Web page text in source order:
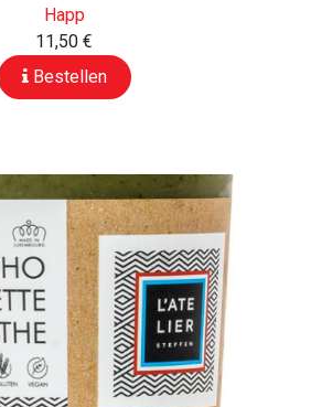
Happ
11,50 €
Bestellen